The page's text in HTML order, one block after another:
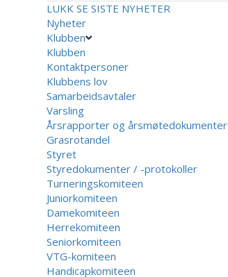
LUKK SE SISTE NYHETER
Nyheter
Klubben
Klubben
Kontaktpersoner
Klubbens lov
Samarbeidsavtaler
Varsling
Årsrapporter og årsmøtedokumenter
Grasrotandel
Styret
Styredokumenter / -protokoller
Turneringskomiteen
Juniorkomiteen
Damekomiteen
Herrekomiteen
Seniorkomiteen
VTG-komiteen
Handicapkomiteen